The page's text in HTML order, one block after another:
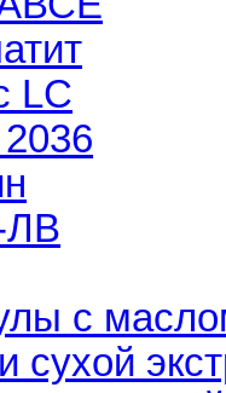
LC
ЛВ
с
сухой